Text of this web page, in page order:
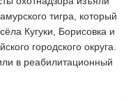
тигра, который
Кугуки, Борисовка и
городского округа.
в реабилитационный